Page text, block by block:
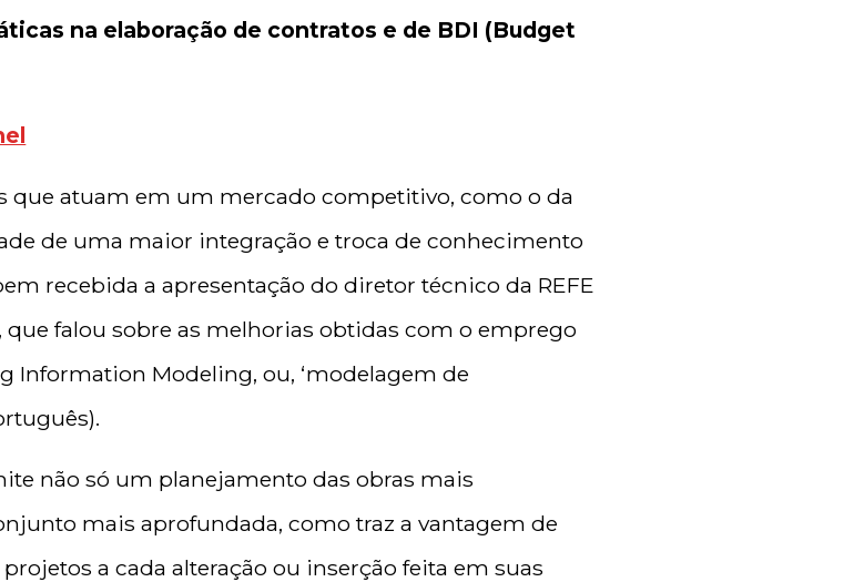
na elaboração de contratos e de BDI (Budget
que atuam em um mercado competitivo, como o da
de uma maior integração e troca de conhecimento
recebida a apresentação do diretor técnico da REFE
que falou sobre as melhorias obtidas com o emprego
Information Modeling, ou, ‘modelagem de
não só um planejamento das obras mais
mais aprofundada, como traz a vantagem de
a cada alteração ou inserção feita em suas